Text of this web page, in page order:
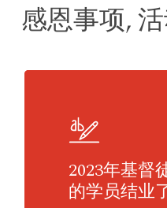
感恩事项,
2023年基督
的学员结业